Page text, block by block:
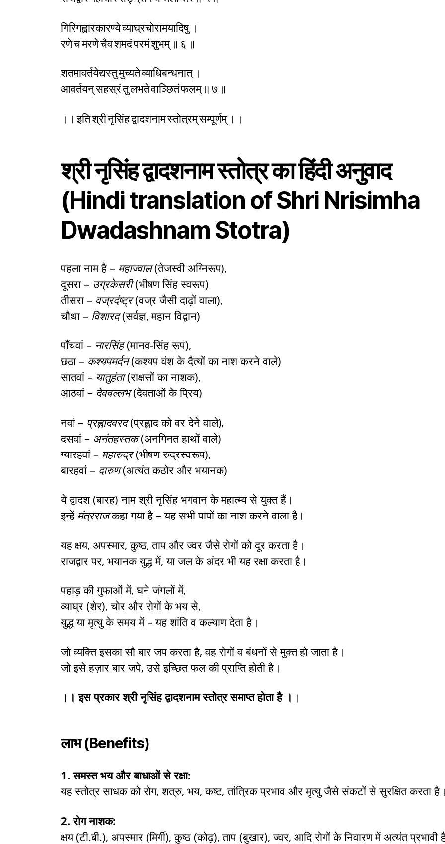
गिरिगह्वारकारण्ये व्याघ्रचोरामयादिषु ।
रणे च मरणे चैव शमदं परमं शुभम् ॥ ६ ॥
शतमावर्तयेद्यस्तु मुच्यते व्याधिबन्धनात् ।
आवर्तयन् सहस्रं तु लभते वाञ्छितं फलम् ॥ ७ ॥
।। इति श्री नृसिंह द्वादशनाम स्तोत्रम् सम्पूर्णम् ।।
श्री नृसिंह द्वादशनाम स्तोत्रका हिंदी अनुवाद
(Hindi translation of Shri Nrisimha
Dwadashnam Stotra)
पहला नाम है – महाज्वाल(तेजस्वी अग्निरूप),
दूसरा – उग्रकेसरी(भीषण सिंह स्वरूप)
तीसरा – वज्रदंष्ट्र(वज्र जैसी दाढ़ों वाला),
चौथा – विशारद(सर्वज्ञ, महान विद्वान)
पाँचवां – नारसिंह(मानव-सिंह रूप),
छठा – कश्यपमर्दन(कश्यप वंश के दैत्यों का नाश करने वाले)
सातवां – यातुहंता(राक्षसों का नाशक),
आठवां – देववल्लभ(देवताओं के प्रिय)
नवां – प्रह्लादवरद(प्रह्लाद को वर देने वाले),
दसवां – अनंतहस्तक(अनगिनत हाथों वाले)
ग्यारहवां – महारुद्र(भीषण रुद्रस्वरूप),
बारहवां – दारुण(अत्यंत कठोर और भयानक)
ये द्वादश (बारह) नाम श्री नृसिंह भगवान के महात्म्य से युक्त हैं।
इन्हें मंत्रराजकहा गया है – यह सभी पापों का नाश करने वाला है।
यह क्षय, अपस्मार, कुष्ठ, ताप और ज्वर जैसे रोगों को दूर करता है।
राजद्वार पर, भयानक युद्ध में, या जल के अंदर भी यह रक्षा करता है।
पहाड़ की गुफाओं में, घने जंगलों में,
व्याघ्र (शेर), चोर और रोगों के भय से,
युद्ध या मृत्यु के समय में – यह शांति व कल्याण देता है।
जो व्यक्ति इसका सौ बार जप करता है, वह रोगों व बंधनों से मुक्त हो जाता है।
जो इसे हज़ार बार जपे, उसे इच्छित फल की प्राप्ति होती है।
।। इस प्रकार श्री नृसिंह द्वादशनाम स्तोत्र समाप्त होता है ।।
लाभ (Benefits)
1. समस्त भय और बाधाओं से रक्षा:
यह स्तोत्र साधक को रोग, शत्रु, भय, कष्ट, तांत्रिक प्रभाव और मृत्यु जैसे संकटों से सुरक्षित करता है।
2. रोग नाशक:
क्षय (टी.बी.), अपस्मार (मिर्गी), कुष्ठ (कोढ़), ताप (बुखार), ज्वर, आदि रोगों के निवारण में अत्यंत प्रभावी